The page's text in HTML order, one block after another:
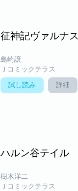
征神記ヴァルナス
島崎譲
Ｊコミックテラス
試し読み 詳細
ハルン谷テイル
樹木洋二
Ｊコミックテラス